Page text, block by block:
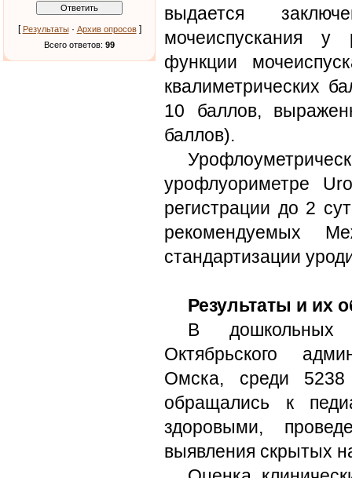
[ Результаты· Архив опросов]
Всего ответов: 99
выдается
мочеиспускания у
функции
квалиметрических
10 баллов,
баллов).
урофлуориметре
регистрации до 2
рекомендуемых
стандартизации
Результаты и их
В дошкольных
Октябрьского
Омска, среди
обращались к
здоровыми,
выявления скрытых